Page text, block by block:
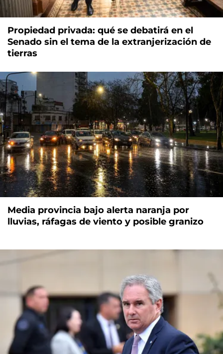
Propiedad privada: qué se debatirá en el
Senado sin el tema de la extranjerización de
tierras
Media provincia bajo alerta naranja por
lluvias, ráfagas de viento y posible granizo